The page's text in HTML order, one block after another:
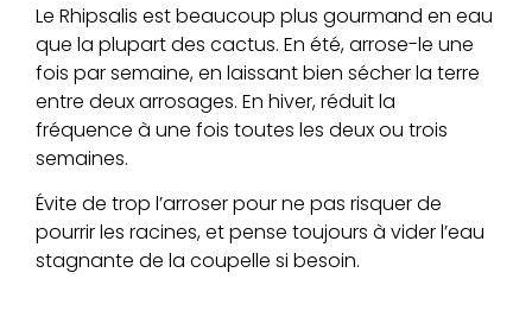
Le Rhipsalis est beaucoup plus gourmand en eau
que la plupart des cactus. En été, arrose-le une
fois par semaine, en laissant bien sécher la terre
entre deux arrosages. En hiver, réduit la
fréquence à une fois toutes les deux ou trois
semaines.
Évite de trop l’arroser pour ne pas risquer de
pourrir les racines, et pense toujours à vider l’eau
stagnante de la coupelle si besoin.